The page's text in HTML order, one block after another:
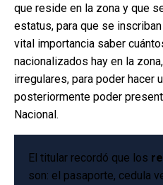
que reside en la zona y que
estatus, para que se
vital importancia saber
nacionalizados hay en la
irregulares, para poder hacer
posteriormente poder
Nacional.
El titular recordó que los
son: el pasaporte, cedula